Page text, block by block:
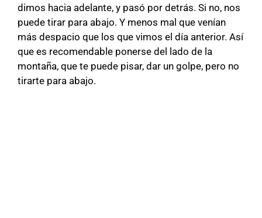
dimos hacia adelante, y pasó por detrás. Si no, nos
puede tirar para abajo. Y menos mal que venían
más despacio que los que vimos el día anterior. Así
que es recomendable ponerse del lado de la
montaña, que te puede pisar, dar un golpe, pero no
tirarte para abajo.